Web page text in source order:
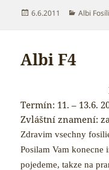
Publikováno:
6.6.2011 Rubriky:
Albi
Albi F4
Termín: 11. – 13.6.
Zvláštní znamení:
Zdravim vsechny
Posilam Vam konecne
pojedeme, takze na